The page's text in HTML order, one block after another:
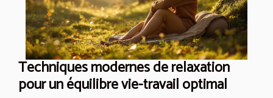
Techniques modernes de relaxation
pour un équilibre vie-travail optimal